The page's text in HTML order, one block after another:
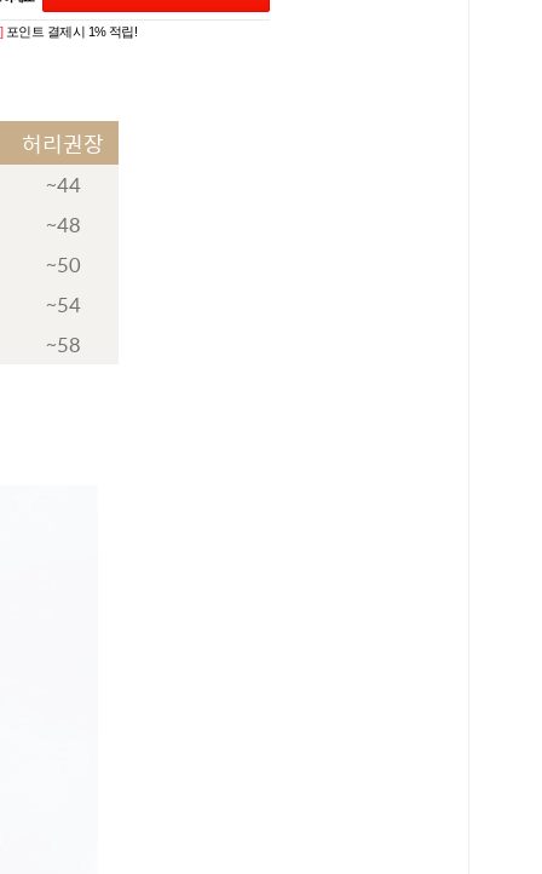
포인트 결제시 1% 적립!
허리권장
~44
~48
~50
~54
~58